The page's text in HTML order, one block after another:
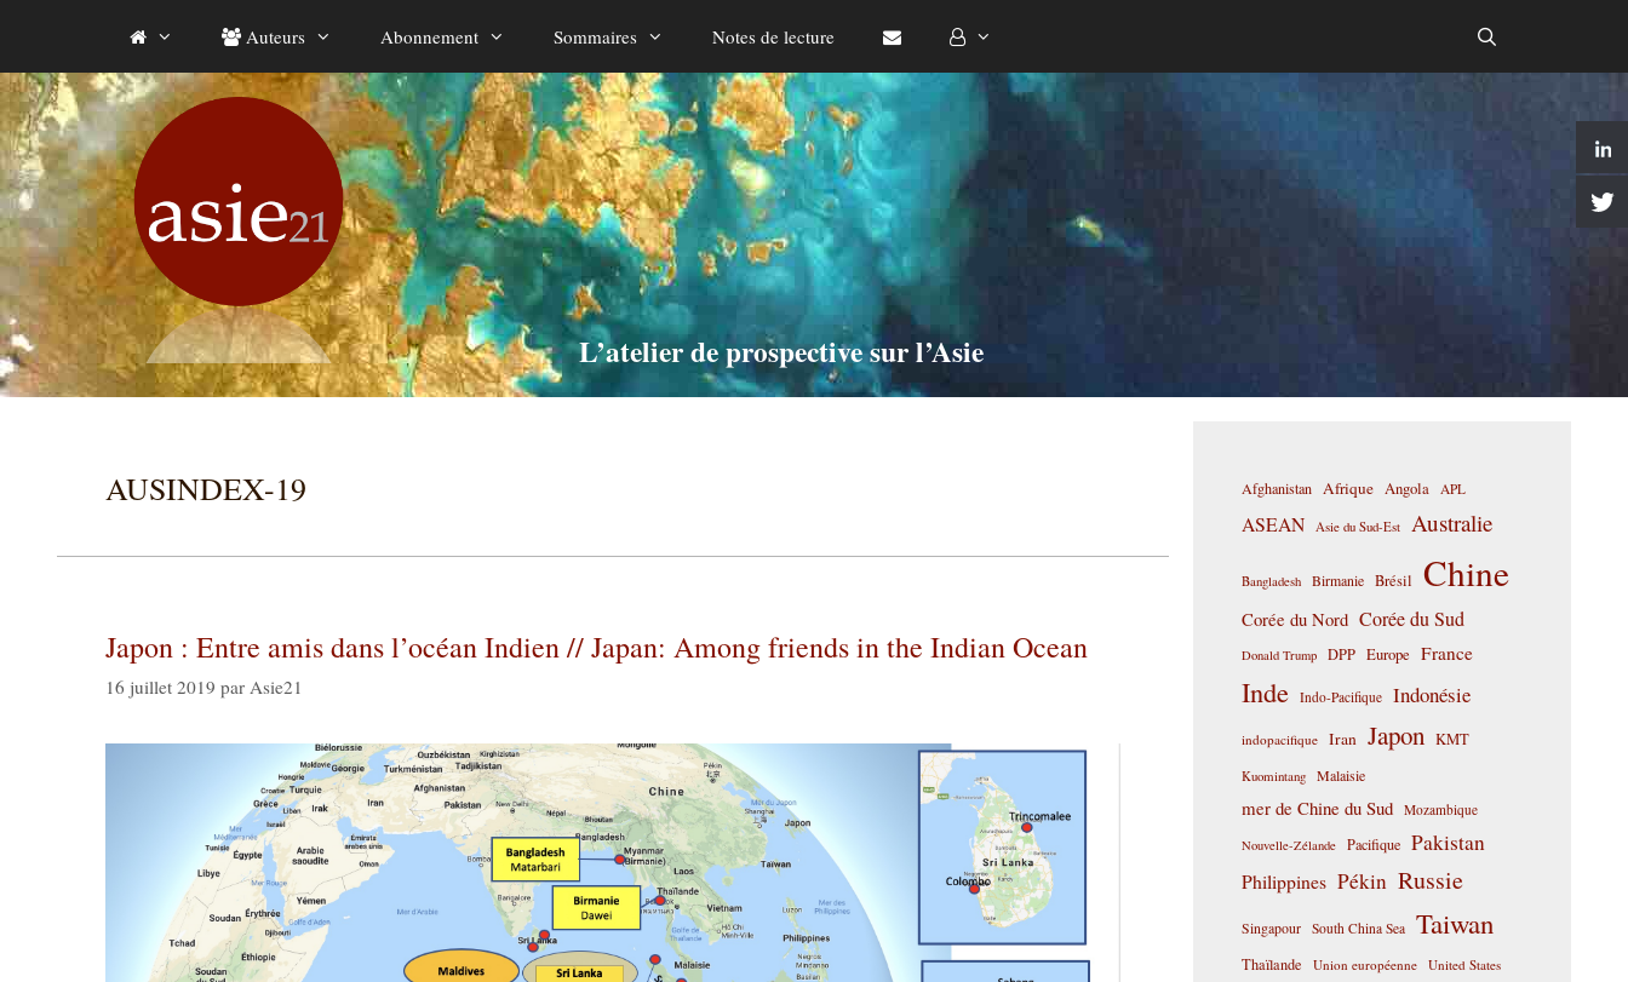
contenu
Auteurs Abonnement Sommaires Notes de lecture
L’atelier de prospective sur l’Asie
AUSINDEX-19
Japon : Entre amis dans l’océan Indien // Japan: Among friends in the Indian Ocean
16 juillet 2019 par Asie21
Afghanistan Afrique Angola APL
ASEAN Asie du Sud-Est Australie
Bangladesh Birmanie Brésil Chine
Corée du Nord Corée du Sud
Donald Trump DPP Europe France
Inde Indo-Pacifique Indonésie
indopacifique Iran Japon KMT
Kuomintang Malaisie
mer de Chine du Sud Mozambique
Nouvelle-Zélande Pacifique Pakistan
Philippines Pékin Russie
Singapour South China Sea Taiwan
Thaïlande Union européenne United States